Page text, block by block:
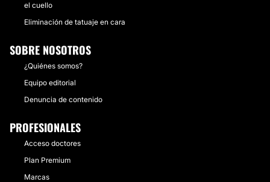
el cuello
Eliminación de tatuaje en cara
SOBRE NOSOTROS
¿Quiénes somos?
Equipo editorial
Denuncia de contenido
PROFESIONALES
Acceso doctores
Plan Premium
Marcas